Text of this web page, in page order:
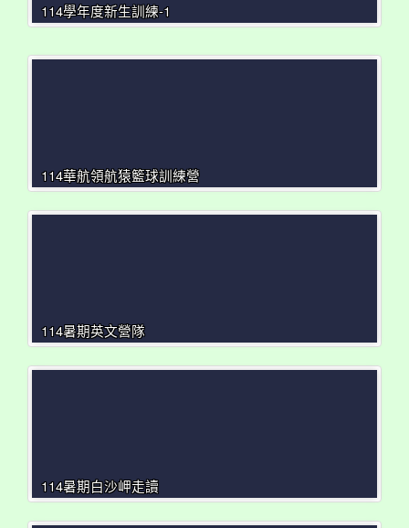
114學年度新生訓練-1
114華航領航猿籃球訓練營
114暑期英文營隊
114暑期白沙岬走讀